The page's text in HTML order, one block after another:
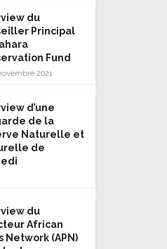
du
Principal
Fund
2021
d’une
de la
Naturelle et
de
du
African
Network (APN)